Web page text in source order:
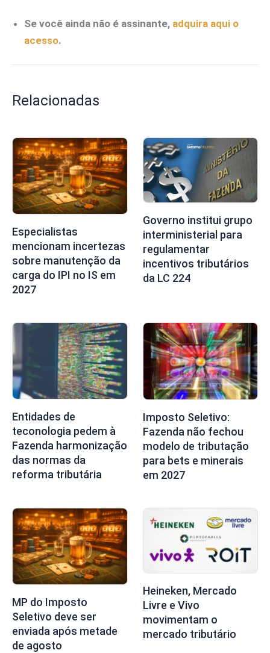
Se você ainda não é assinante, adquira aqui o
acesso.
Relacionadas
Especialistas
mencionam incertezas
sobre manutenção da
carga do IPI no IS em
2027
Governo institui grupo
interministerial para
regulamentar
incentivos tributários
da LC 224
Entidades de
teconologia pedem à
Fazenda harmonização
das normas da
reforma tributária
Imposto Seletivo:
Fazenda não fechou
modelo de tributação
para bets e minerais
em 2027
MP do Imposto
Seletivo deve ser
enviada após metade
de agosto
Heineken, Mercado
Livre e Vivo
movimentam o
mercado tributário